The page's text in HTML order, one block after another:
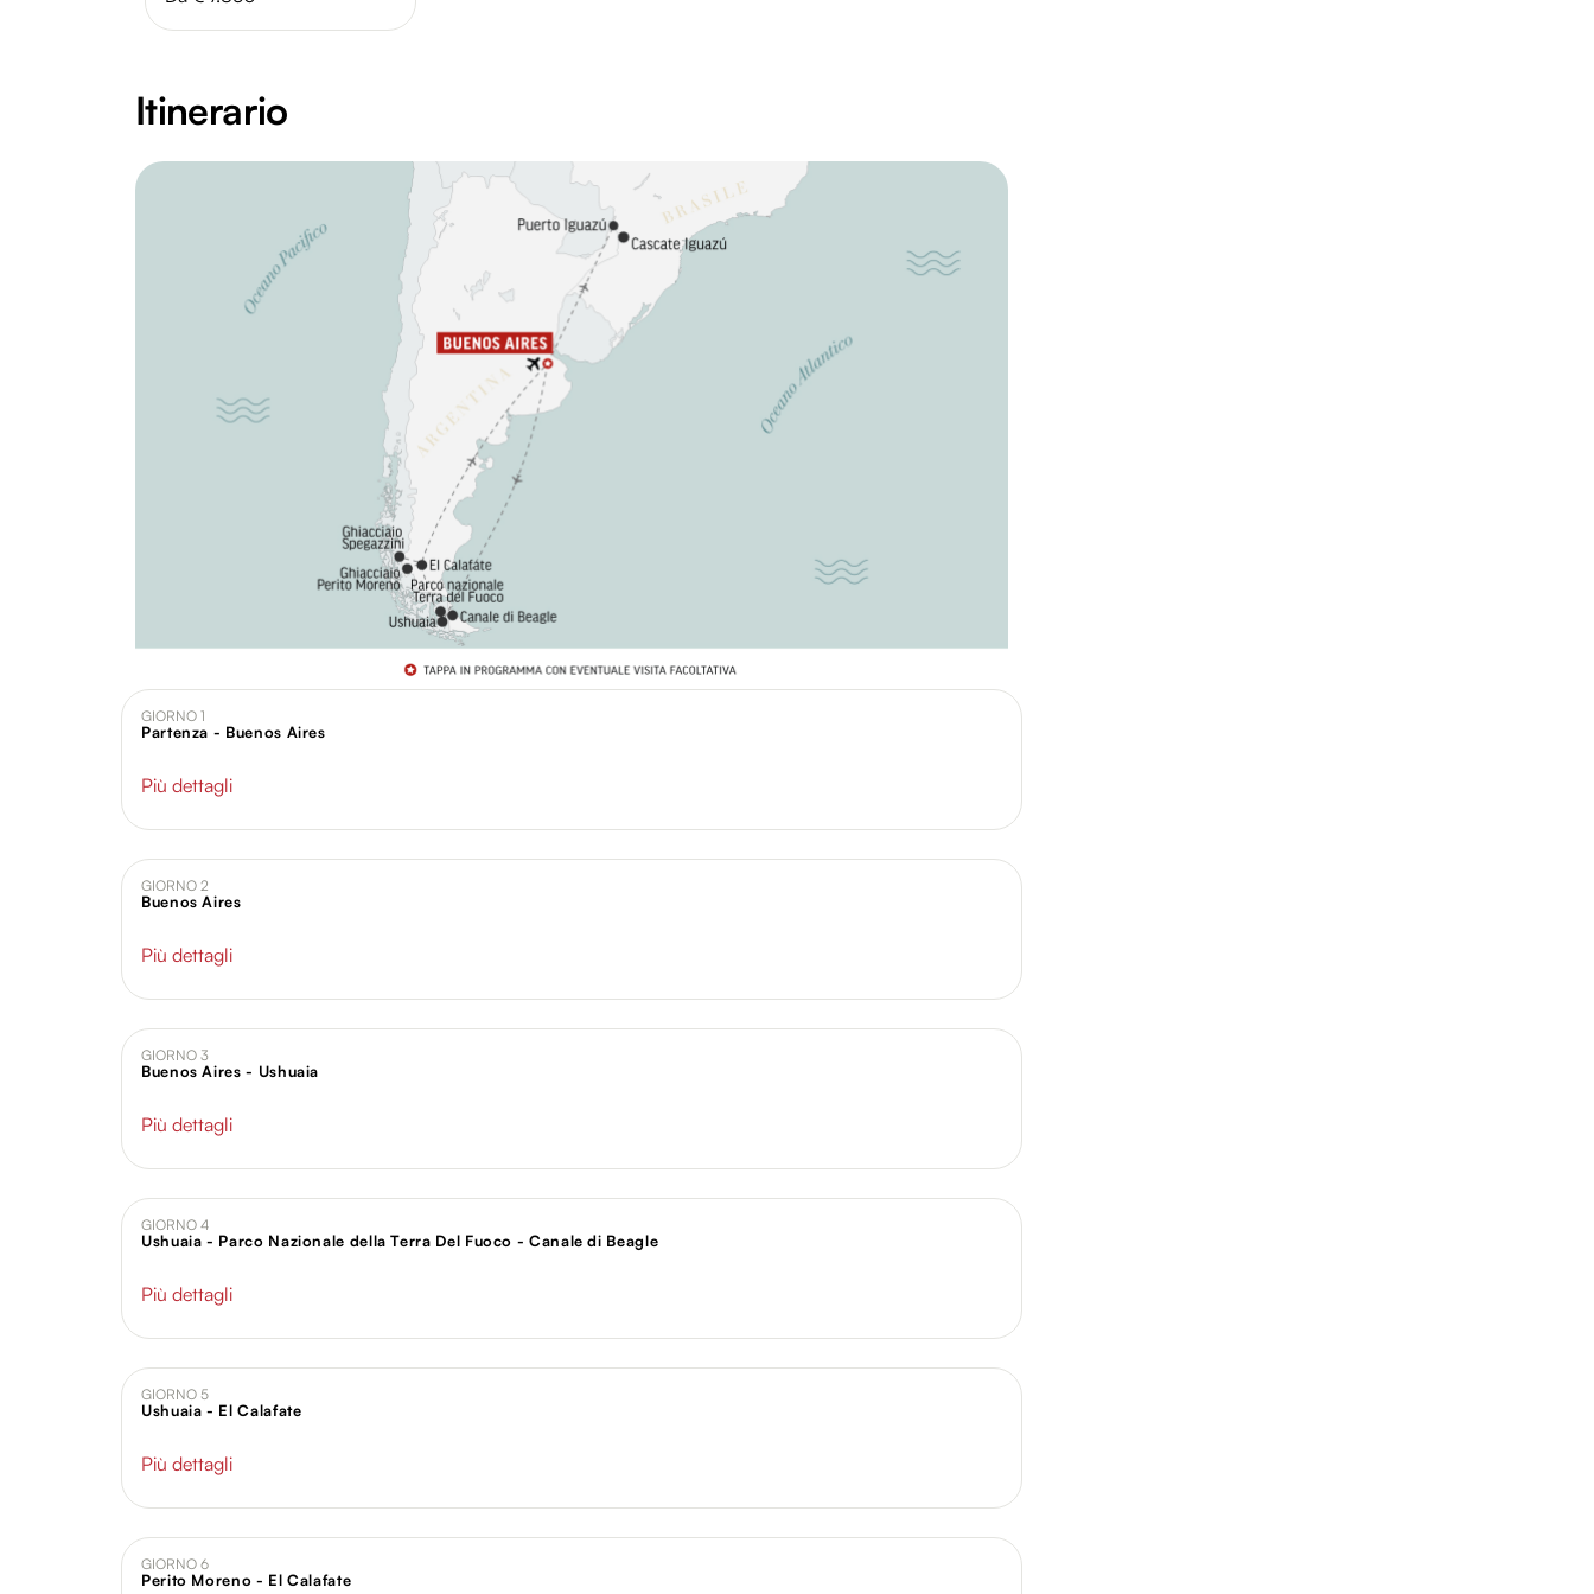
Itinerario
GIORNO 1
Partenza - Buenos Aires
Più dettagli
GIORNO 2
Buenos Aires
Più dettagli
GIORNO 3
Buenos Aires - Ushuaia
Più dettagli
GIORNO 4
Ushuaia - Parco Nazionale della Terra Del Fuoco - Canale di Beagle
Più dettagli
GIORNO 5
Ushuaia - El Calafate
Più dettagli
GIORNO 6
Perito Moreno - El Calafate